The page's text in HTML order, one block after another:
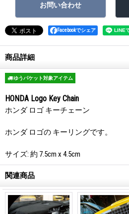
Facebookでシェア
商品詳細
ゆうパケット対象アイテム
HONDA Logo Key Chain
ホンダ ロゴ キーチェーン
ホンダ ロゴの キーリングです。
サイズ: 約 7.5cm x 4.5cm
関連商品